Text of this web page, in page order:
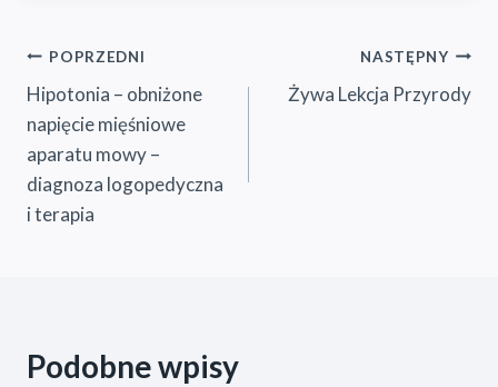
Nawigacja
wpisu
POPRZEDNI
Hipotonia – obniżone
napięcie mięśniowe
aparatu mowy –
diagnoza logopedyczna
i terapia
NASTĘPNY
Żywa Lekcja Przyrody
Podobne wpisy